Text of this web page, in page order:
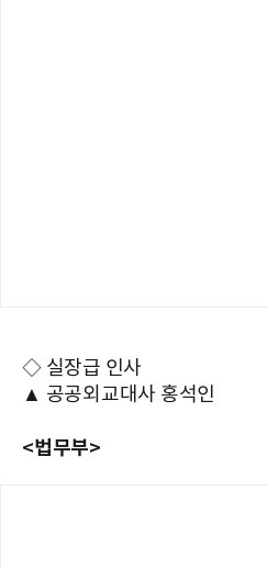
◇ 실장급 인사
▲ 공공외교대사 홍석인
<법무부>